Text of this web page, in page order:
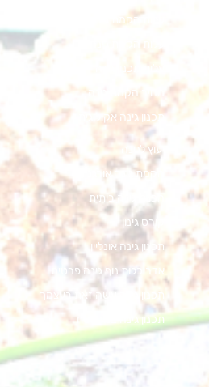
עלות הקמת גינה בבית פרטי
עלות הקמת גינה
עלות תכנון גינה
מחיר הקמת גינה
תכנון גינה אקולוגית
יעוץ לגינה
הקמת גינה אורגנית
הכנת גינה ביתית
קורס גינון
תכנון גינה אונליין
אדריכלות נוף גינה פרטית
תכנון גינה עשה זאת בעצמך
תכנון גינה במרפסת